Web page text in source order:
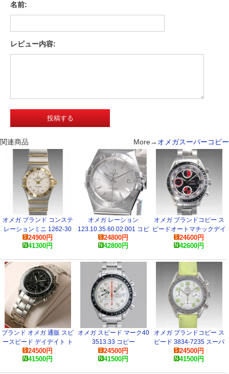
名前:
レビュー内容:
関連商品 More→ オメガスーパーコピー
オメガ ブランド コンステ
レーションミニ 1262-30
スーパーコピー 時計
24900円
41300円
オメガ レーション
123.10.35.60.02.001 コピ
ー 時計
24800円
42800円
オメガ ブランドコピー ス
ピードオートマチックデイ
ト 3210-52 スーパーコピ
ー 時計
24600円
42600円
ブランド オメガ 通販 スピ
ースピード デイデイト ト
リプルカレンダー 3220-50
コピー 腕時計
24500円
41500円
オメガ スピード マーク40
3513.33 コピー
24500円
41500円
オメガ ブランドコピー ス
ピード 3834-7235 スーパ
ーコピー 時計
24500円
41500円